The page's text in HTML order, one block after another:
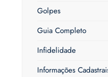
Golpes
Guia Completo
Infidelidade
Informações